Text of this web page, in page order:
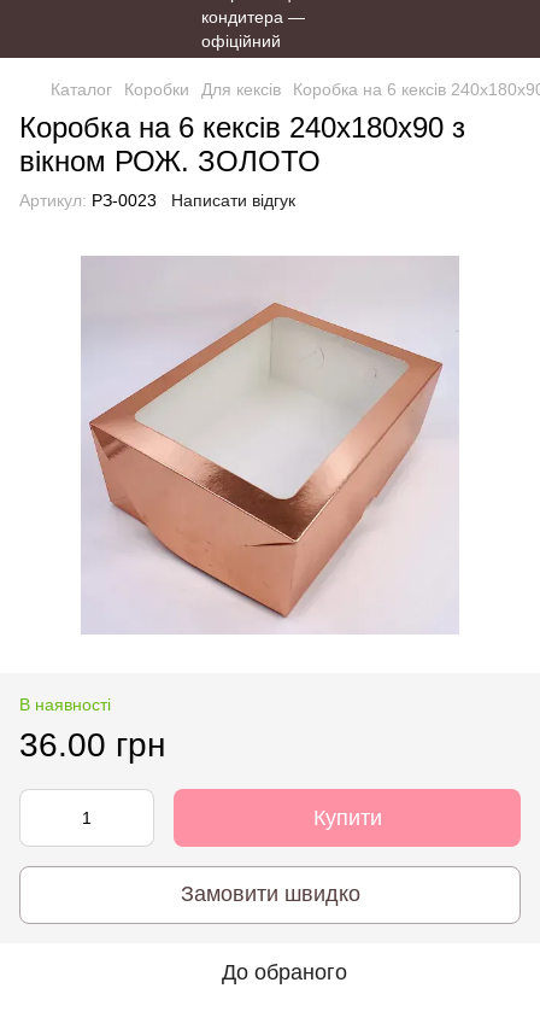
Каталог Коробки Для кексів Коробка на 6 кексів
Коробка на 6 кексів 240х180х90 з
вікном РОЖ. ЗОЛОТО
Артикул: РЗ-0023 Написати відгук
В наявності
36.00 грн
Купити
Замовити швидко
До обраного